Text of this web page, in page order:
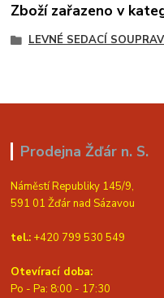
Zboží zařazeno v
LEVNÉ SEDACÍ
Prodejna Žďár n. S.
Náměstí Republiky 145/9,
591 01 Žďár nad Sázavou
tel.: +420 799 530 549
Otevírací doba:
Po - Pa: 8:00 - 17:30